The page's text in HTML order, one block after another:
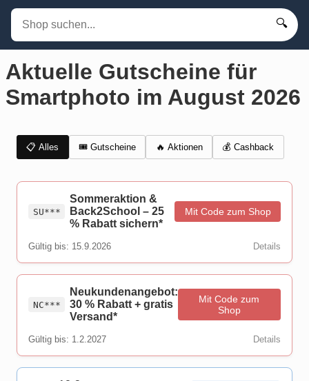
🔍
Aktuelle Gutscheine für
Smartphoto im August 2026
📋 Alles 🎟️ Gutscheine 🔥 Aktionen 💰 Cashback
SU***
Sommeraktion &
Back2School – 25
% Rabatt sichern*
Mit Code zum Shop
Gültig bis: 15.9.2026 Details
NC***
Neukundenangebot:
30 % Rabatt + gratis
Versand*
Mit Code zum
Shop
Gültig bis: 1.2.2027 Details